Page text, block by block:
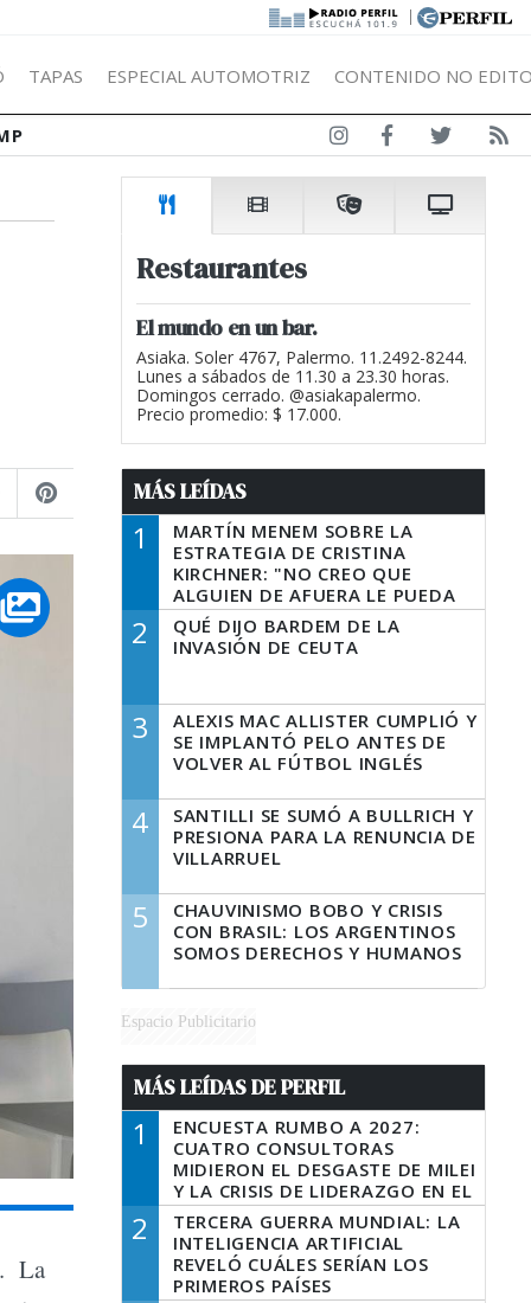
|
TAPAS ESPECIAL AUTOMOTRIZ CONTENIDO NO
La
Restaurantes
El mundo en un bar.
Asiaka. Soler 4767, Palermo. 11.2492-8244.
Lunes a sábados de 11.30 a 23.30 horas.
Domingos cerrado. @asiakapalermo.
Precio promedio: $ 17.000.
MÁS LEÍDAS
1
MARTÍN MENEM SOBRE LA
ESTRATEGIA DE CRISTINA
KIRCHNER: "NO CREO QUE
ALGUIEN DE AFUERA LE PUEDA
DECIR A LA JUSTICIA LO QUE
TIENE QUE HACER"
2
QUÉ DIJO BARDEM DE LA
INVASIÓN DE CEUTA
3
ALEXIS MAC ALLISTER CUMPLIÓ Y
SE IMPLANTÓ PELO ANTES DE
VOLVER AL FÚTBOL INGLÉS
4
SANTILLI SE SUMÓ A BULLRICH Y
PRESIONA PARA LA RENUNCIA DE
VILLARRUEL
5
CHAUVINISMO BOBO Y CRISIS
CON BRASIL: LOS ARGENTINOS
SOMOS DERECHOS Y HUMANOS
Espacio Publicitario
MÁS LEÍDAS DE PERFIL
1
ENCUESTA RUMBO A 2027:
CUATRO CONSULTORAS
MIDIERON EL DESGASTE DE MILEI
Y LA CRISIS DE LIDERAZGO EN EL
PERONISMO
2
TERCERA GUERRA MUNDIAL: LA
INTELIGENCIA ARTIFICIAL
REVELÓ CUÁLES SERÍAN LOS
PRIMEROS PAÍSES